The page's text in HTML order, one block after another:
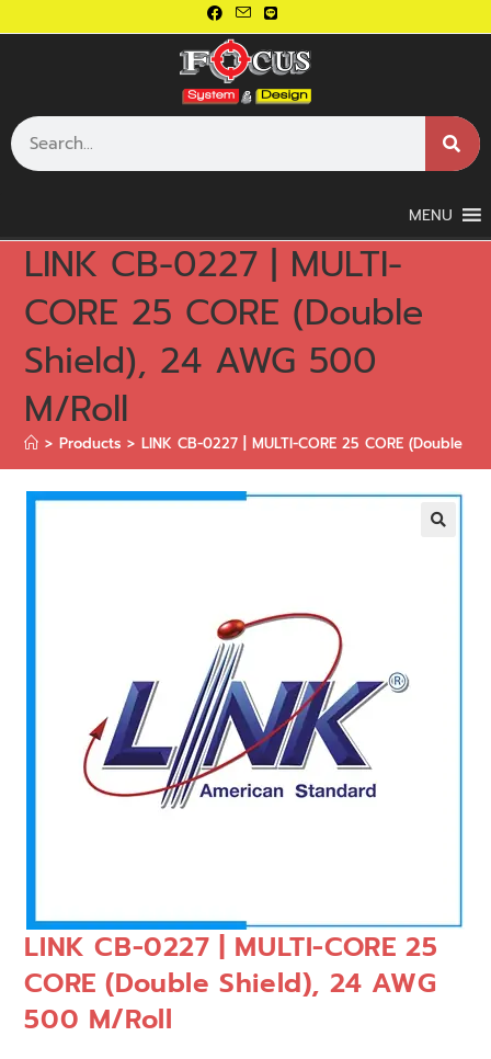
MENU
LINK CB-0227 | MULTI-
CORE 25 CORE (Double
Shield), 24 AWG 500
M/Roll
> Products > LINK CB-0227 | MULTI-CORE 25 CORE (Double
LINK CB-0227 | MULTI-CORE 25
CORE (Double Shield), 24 AWG
500 M/Roll